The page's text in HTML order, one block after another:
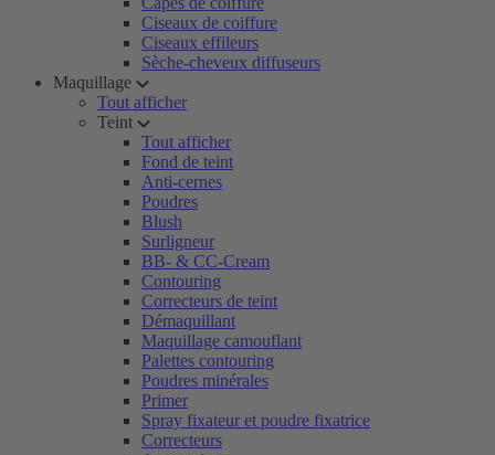
Ciseaux de coiffure
Ciseaux effileurs
Sèche-cheveux diffuseurs
Maquillage
Tout afficher
Teint
Tout afficher
Fond de teint
Anti-cernes
Poudres
Blush
Surligneur
BB- & CC-Cream
Contouring
Correcteurs de teint
Démaquillant
Maquillage camouflant
Palettes contouring
Poudres minérales
Primer
Spray fixateur et poudre fixatrice
Correcteurs